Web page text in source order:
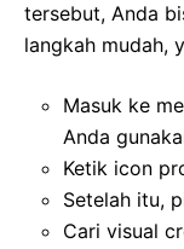
tersebut, Anda
langkah mudah,
Masuk ke
Anda
Ketik icon
Setelah itu,
Cari visual